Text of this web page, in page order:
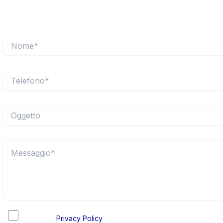
Accetto laPrivacy Policy